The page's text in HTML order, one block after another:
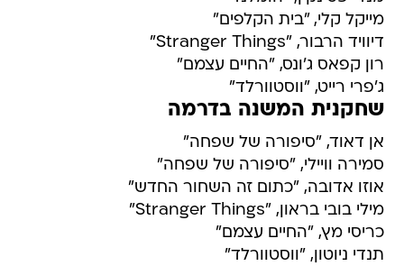
מייקל קלי, "בית הקלפים"
דיוויד הרבור, "Stranger Things"
רון קפאס ג'ונס, "החיים עצמם"
ג'פרי רייט, "ווסטוורלד"
שחקנית המשנה בדרמה
אן דאוד, "סיפורה של שפחה"
סמירה וויילי, "סיפורה של שפחה"
אוזו אדובה, "כתום זה השחור החדש"
מילי בובי בראון, "Stranger Things"
כריסי מץ, "החיים עצמם"
תנדי ניוטון, "ווסטוורלד"